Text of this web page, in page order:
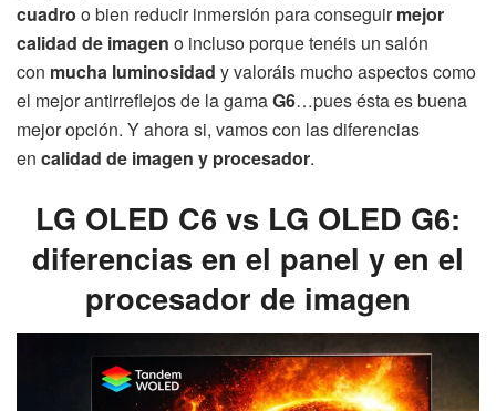
cuadro o bien reducir inmersión para conseguirmejor
calidad de imagen o incluso porque tenéis un salón
con mucha luminosidad y valoráis mucho aspectos como
el mejor antirreflejos de la gamaG6…pues ésta es buena
mejor opción. Y ahora si, vamos con las diferencias
en calidad de imagen y procesador.
LG OLED C6 vs LG OLED G6:
diferencias en el panel y en el
procesador de imagen